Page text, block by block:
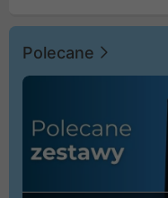
Polecane